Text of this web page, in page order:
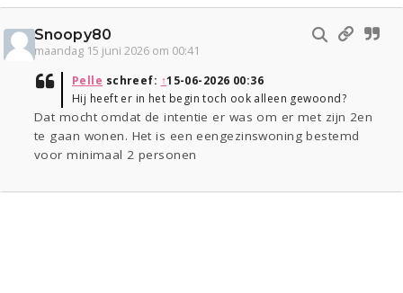
Snoopy80
maandag 15 juni 2026 om 00:41
Pelle schreef: ↑15-06-2026 00:36
Hij heeft er in het begin toch ook alleen gewoond?
Dat mocht omdat de intentie er was om er met zijn 2en
te gaan wonen. Het is een eengezinswoning bestemd
voor minimaal 2 personen